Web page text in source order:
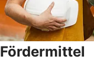
Fördermittel